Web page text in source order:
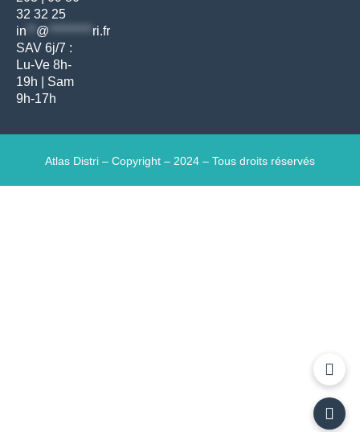
32 32 25
in
@ ********* ri.fr
SAV 6j/7 :
Lu-Ve 8h-
19h | Sam
9h-17h
Atlas Distri – Copyright – 2024 – Tous droits réservés